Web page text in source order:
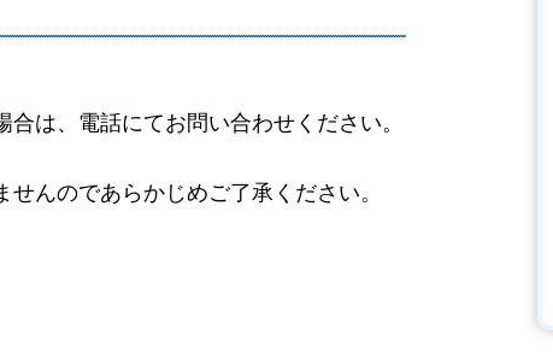
は、電話にてお問い合わせください。
んのであらかじめご了承ください。